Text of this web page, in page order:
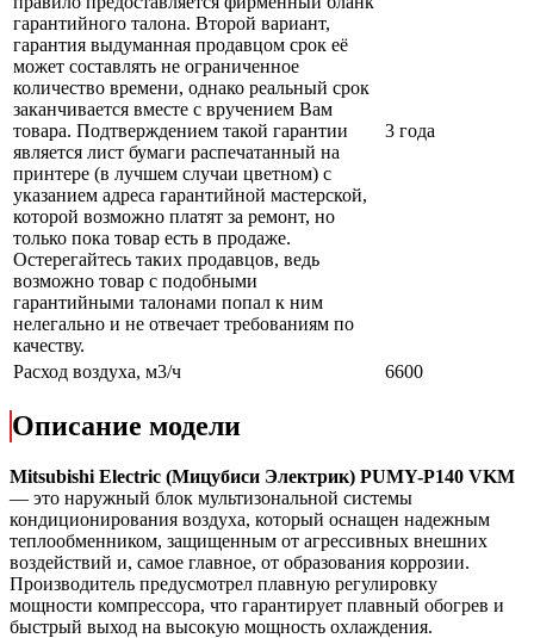
гарантийного талона. Второй вариант,
гарантия выдуманная продавцом срок её
может составлять не ограниченное
количество времени, однако реальный срок
заканчивается вместе с вручением Вам
товара. Подтверждением такой гарантии
является лист бумаги распечатанный на
принтере (в лучшем случаи цветном) с
указанием адреса гарантийной мастерской,
которой возможно платят за ремонт, но
только пока товар есть в продаже.
Остерегайтесь таких продавцов, ведь
возможно товар с подобными
гарантийными талонами попал к ним
нелегально и не отвечает требованиям по
качеству.
3 года
Расход воздуха, м3/ч 6600
Описание модели
Mitsubishi Electric (Мицубиси Электрик) PUMY-P140 VKM
— это наружный блок мультизональной системы
кондиционирования воздуха, который оснащен надежным
теплообменником, защищенным от агрессивных внешних
воздействий и, самое главное, от образования коррозии.
Производитель предусмотрел плавную регулировку
мощности компрессора, что гарантирует плавный обогрев и
быстрый выход на высокую мощность охлаждения.